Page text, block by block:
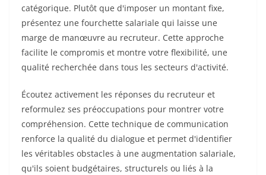
catégorique. Plutôt que d'imposer un montant fixe,
présentez une fourchette salariale qui laisse une
marge de manœuvre au recruteur. Cette approche
facilite le compromis et montre votre flexibilité, une
qualité recherchée dans tous les secteurs d'activité.
Écoutez activement les réponses du recruteur et
reformulez ses préoccupations pour montrer votre
compréhension. Cette technique de communication
renforce la qualité du dialogue et permet d'identifier
les véritables obstacles à une augmentation salariale,
qu'ils soient budgétaires, structurels ou liés à la